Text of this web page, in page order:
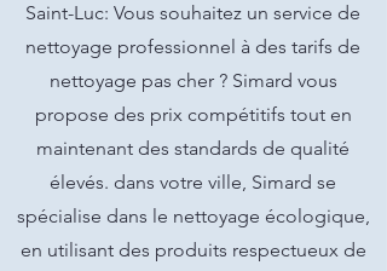
Saint-Luc: Vous souhaitez un service de
nettoyage professionnel à des tarifs de
nettoyage pas cher ? Simard vous
propose des prix compétitifs tout en
maintenant des standards de qualité
élevés. dans votre ville, Simard se
spécialise dans le nettoyage écologique,
en utilisant des produits respectueux de